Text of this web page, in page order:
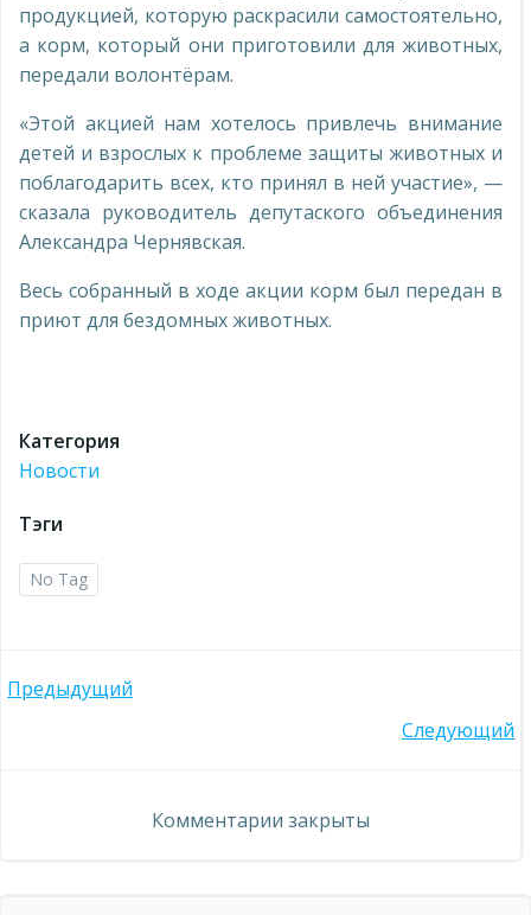
продукцией, которую раскрасили самостоятельно,
а корм, который они приготовили для животных,
передали волонтëрам.
«Этой акцией нам хотелось привлечь внимание
детей и взрослых к проблеме защиты животных и
поблагодарить всех, кто принял в ней участие», —
сказала руководитель депутаского объединения
Александра Чернявская.
Весь собранный в ходе акции корм был передан в
приют для бездомных животных.
Категория
Новости
Тэги
No Tag
Навигация
записям
Предыдущий
Следующий
Комментарии закрыты